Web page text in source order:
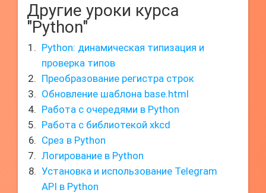
Другие уроки курса
"Python"
Python: динамическая типизация и
проверка типов
Преобразование регистра строк
Обновление шаблона base.html
Работа с очередями в Python
Работа с библиотекой xkcd
Срез в Python
Логирование в Python
Установка и использование Telegram
API в Python